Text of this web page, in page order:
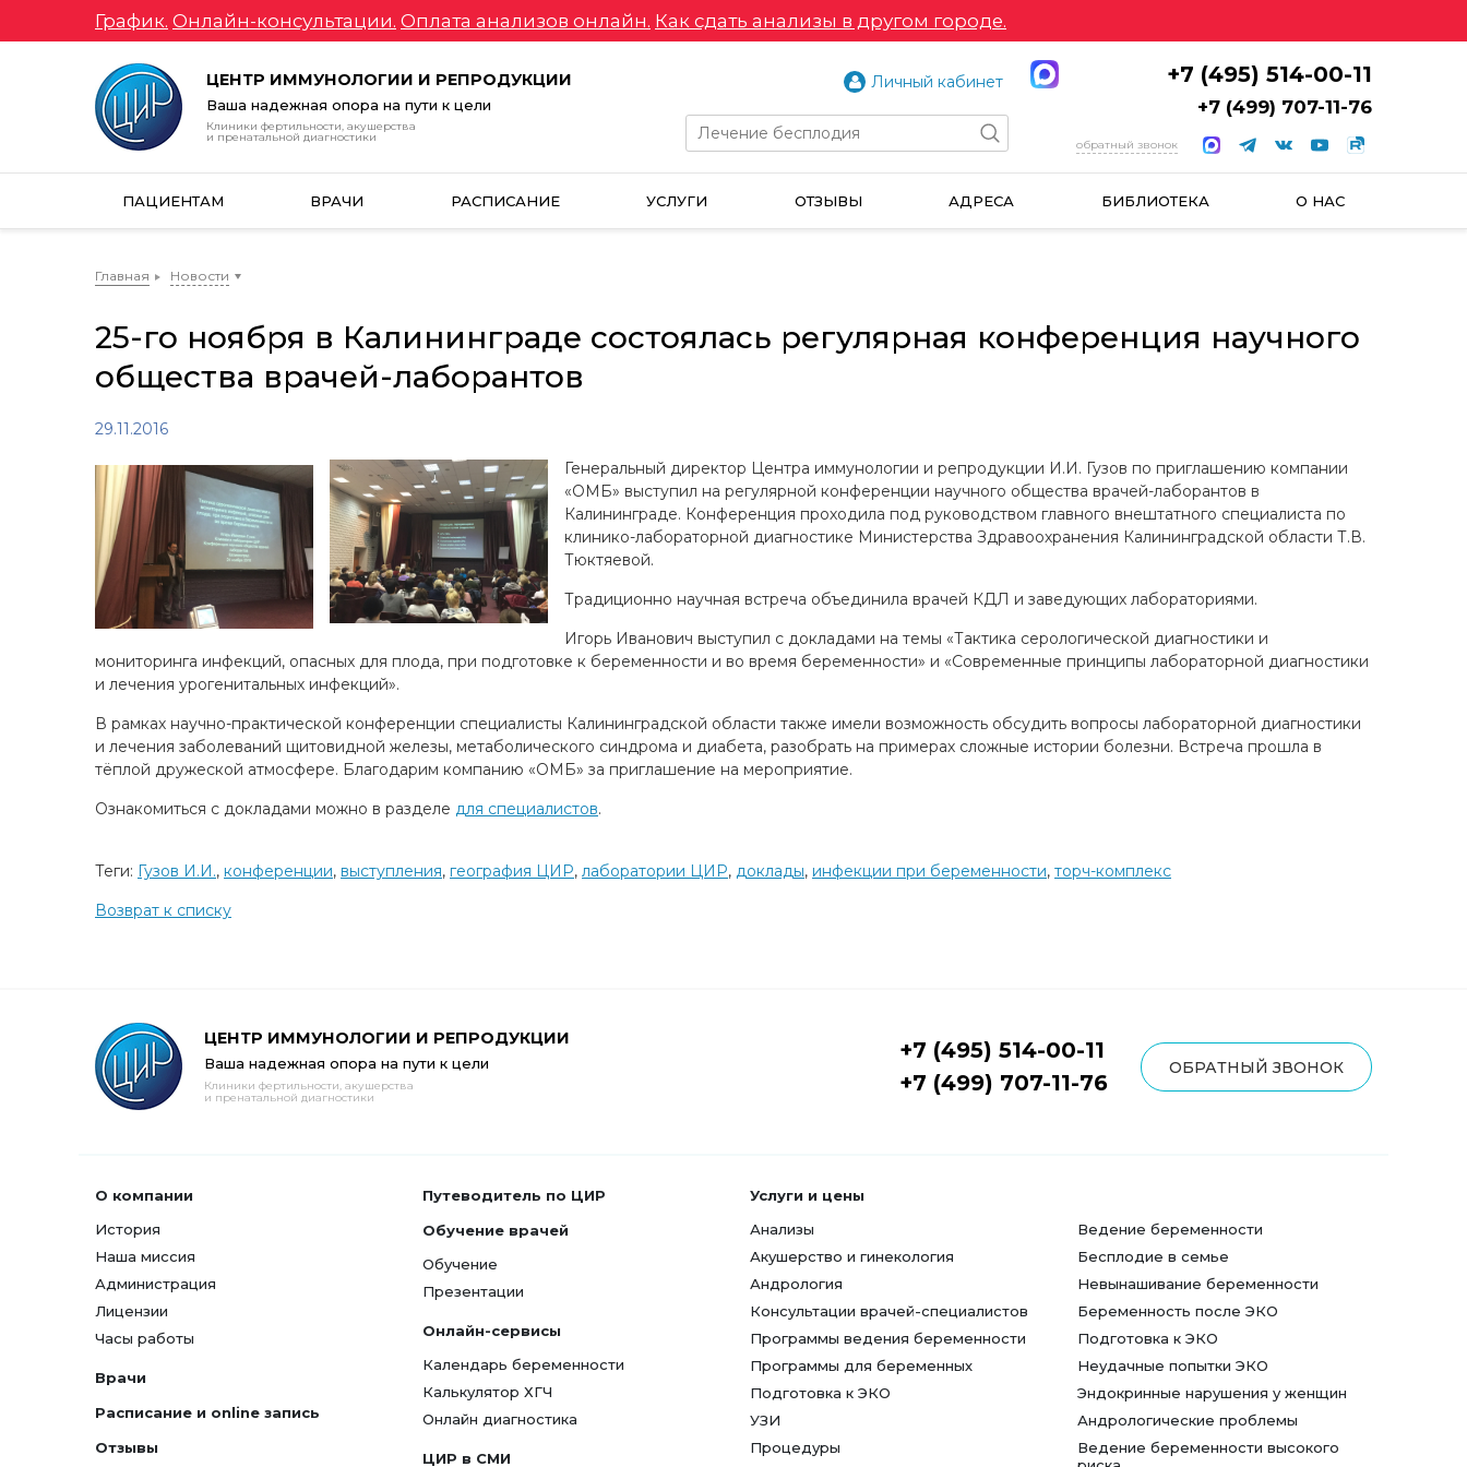
График. Онлайн-консультации. Оплата анализов онлайн. Как сдать анализы в другом городе.
ЦЕНТР ИММУНОЛОГИИ И РЕПРОДУКЦИИ
Ваша надежная опора на пути к цели
Клиники фертильности, акушерства
и пренатальной диагностики
Личный кабинет +7 (495) 514-00-11
+7 (499) 707-11-76
обратный звонок
ПАЦИЕНТАМ ВРАЧИ РАСПИСАНИЕ УСЛУГИ ОТЗЫВЫ АДРЕСА БИБЛИОТЕКА О НАС
Главная Новости
25-го ноября в Калининграде состоялась регулярная конференция научного
общества врачей-лаборантов
29.11.2016
Генеральный директор Центра иммунологии и репродукции И.И. Гузов по приглашению компании
«ОМБ» выступил на регулярной конференции научного общества врачей-лаборантов в
Калининграде. Конференция проходила под руководством главного внештатного специалиста по
клинико-лабораторной диагностике Министерства Здравоохранения Калининградской области Т.В.
Тюктяевой.
Традиционно научная встреча объединила врачей КДЛ и заведующих лабораториями.
Игорь Иванович выступил с докладами на темы «Тактика серологической диагностики и
мониторинга инфекций, опасных для плода, при подготовке к беременности и во время беременности» и «Современные принципы лабораторной диагностики
и лечения урогенитальных инфекций».
В рамках научно-практической конференции специалисты Калининградской области также имели возможность обсудить вопросы лабораторной диагностики
и лечения заболеваний щитовидной железы, метаболического синдрома и диабета, разобрать на примерах сложные истории болезни. Встреча прошла в
тёплой дружеской атмосфере. Благодарим компанию «ОМБ» за приглашение на мероприятие.
Ознакомиться с докладами можно в разделе для специалистов.
Теги: Гузов И.И., конференции, выступления, география ЦИР, лаборатории ЦИР, доклады, инфекции при беременности, торч-комплекс
Возврат к списку
ЦЕНТР ИММУНОЛОГИИ И РЕПРОДУКЦИИ
Ваша надежная опора на пути к цели
Клиники фертильности, акушерства
и пренатальной диагностики
+7 (495) 514-00-11
+7 (499) 707-11-76
ОБРАТНЫЙ ЗВОНОК
О компании
История
Наша миссия
Администрация
Лицензии
Часы работы
Врачи
Расписание и online запись
Отзывы
Путеводитель по ЦИР
Обучение врачей
Обучение
Презентации
Онлайн-сервисы
Календарь беременности
Калькулятор ХГЧ
Онлайн диагностика
ЦИР в СМИ
Услуги и цены
Анализы
Акушерство и гинекология
Андрология
Консультации врачей-специалистов
Программы ведения беременности
Программы для беременных
Подготовка к ЭКО
УЗИ
Процедуры
Ведение беременности
Бесплодие в семье
Невынашивание беременности
Беременность после ЭКО
Подготовка к ЭКО
Неудачные попытки ЭКО
Эндокринные нарушения у женщин
Андрологические проблемы
Ведение беременности высокого